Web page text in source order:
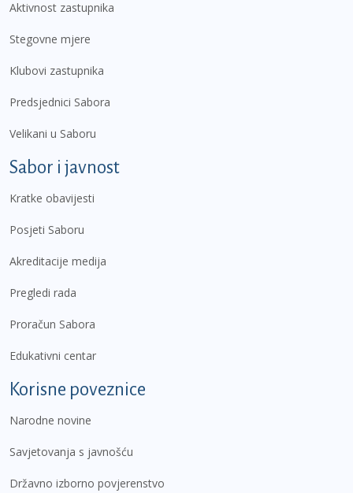
Aktivnost zastupnika
Stegovne mjere
Klubovi zastupnika
Predsjednici Sabora
Velikani u Saboru
Sabor i javnost
Kratke obavijesti
Posjeti Saboru
Akreditacije medija
Pregledi rada
Proračun Sabora
Edukativni centar
Korisne poveznice
Narodne novine
Savjetovanja s javnošću
Državno izborno povjerenstvo